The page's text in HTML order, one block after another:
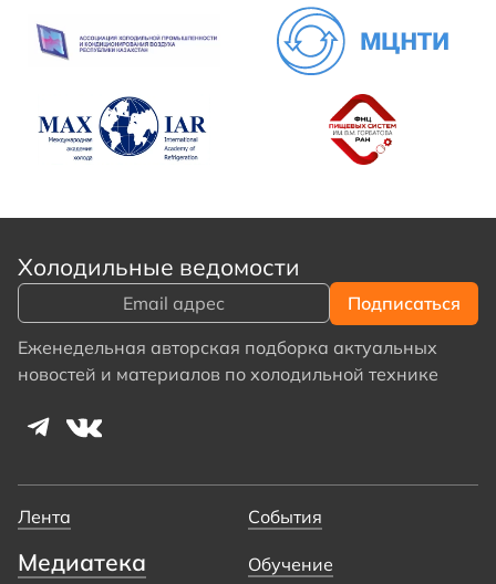
Холодильные ведомости
Еженедельная авторская подборка актуальных
новостей и материалов по холодильной технике
Лента События
Медиатека
Обучение